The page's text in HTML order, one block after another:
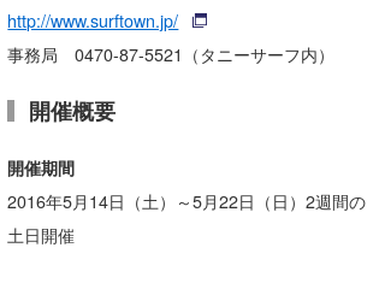
http://www.surftown.jp/
事務局 0470-87-5521（タニーサーフ内）
開催概要
開催期間
2016年5月14日（土）～5月22日（日）2週間の
土日開催
waka☆=
ハンマー
まっきー